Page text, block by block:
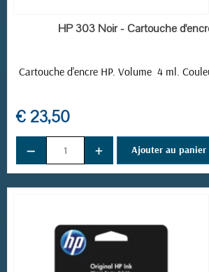
EN STOCK
HP 303 Noir - Cartouche
Cartouche d'encre HP. Volume 4 ml.
€ 23,50
− + Ajouter au panier